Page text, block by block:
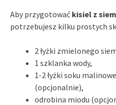
Aby przygotować kisiel z
potrzebujesz kilku prostych
2 łyżki zmielonego
1 szklanka wody,
1-2 łyżki soku
(opcjonalnie),
odrobina miodu